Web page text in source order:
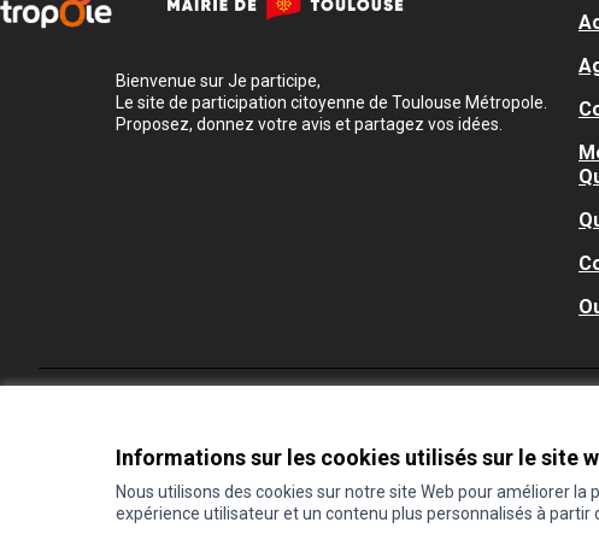
Informations sur les cookies utilisés sur le site
Nous utilisons des cookies sur notre site Web pour améliorer
expérience utilisateur et un contenu plus personnalisés à partir
Bienvenue sur Je participe,
Le site de participation citoyenne de Toulouse Métropole.
Proposez, donnez votre avis et partagez vos idées.